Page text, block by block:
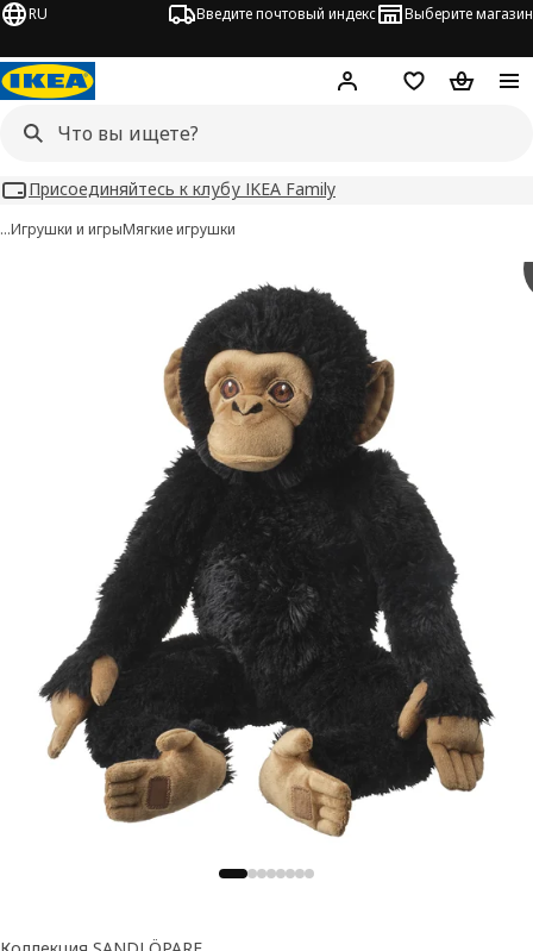
RU Введите почтовый индекс Выберите магазин
Hej! ВойтиСписокКорзина
Присоединяйтесь к клубу IKEA Family
…Игрушки и игрыМягкие игрушки